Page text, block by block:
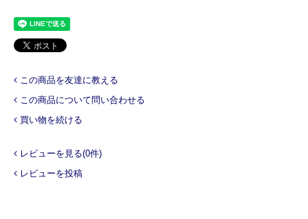
この商品を友達に教える
この商品について問い合わせる
買い物を続ける
レビューを見る(0件)
レビューを投稿